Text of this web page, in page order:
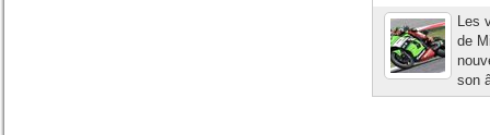
Les
de
son